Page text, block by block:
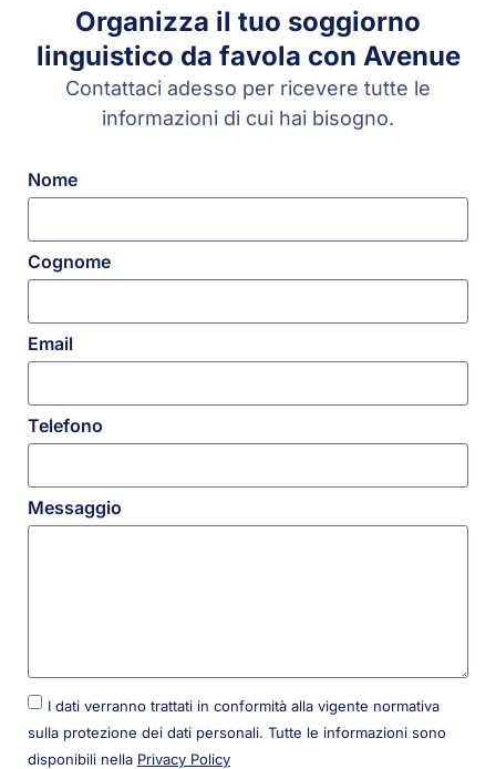
Organizza il tuo soggiorno
linguistico da favola con Avenue
Contattaci adesso per ricevere tutte le
informazioni di cui hai bisogno.
Nome
Cognome
Email
Telefono
Messaggio
I dati verranno trattati in conformità alla vigente normativa
sulla protezione dei dati personali. Tutte le informazioni sono
disponibili nella Privacy Policy